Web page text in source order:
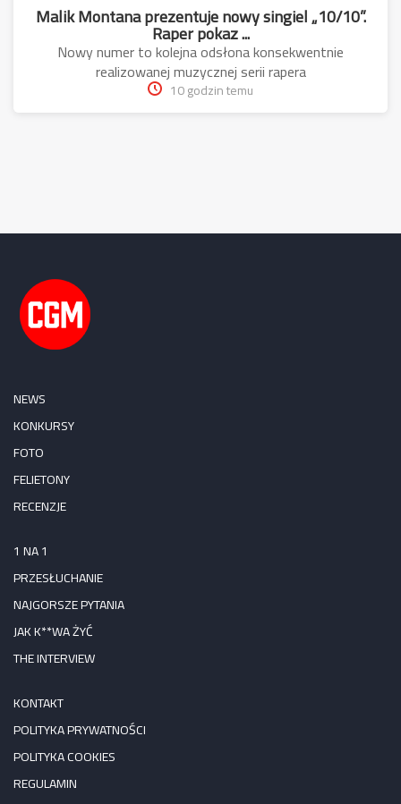
Malik Montana prezentuje nowy singiel „10/10”.
Raper pokaz ...
Nowy numer to kolejna odsłona konsekwentnie
realizowanej muzycznej serii rapera
10 godzin temu
NEWS
KONKURSY
FOTO
FELIETONY
RECENZJE
1 NA 1
PRZESŁUCHANIE
NAJGORSZE PYTANIA
JAK K**WA ŻYĆ
THE INTERVIEW
KONTAKT
POLITYKA PRYWATNOŚCI
POLITYKA COOKIES
REGULAMIN